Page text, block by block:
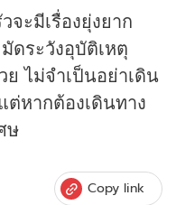
ะมีเรื่องยุ่งยาก
ดระวังอุบัติเหตุ
ไม่จำเป็นอย่าเดิน
หากต้องเดินทาง
ษ
Copy link